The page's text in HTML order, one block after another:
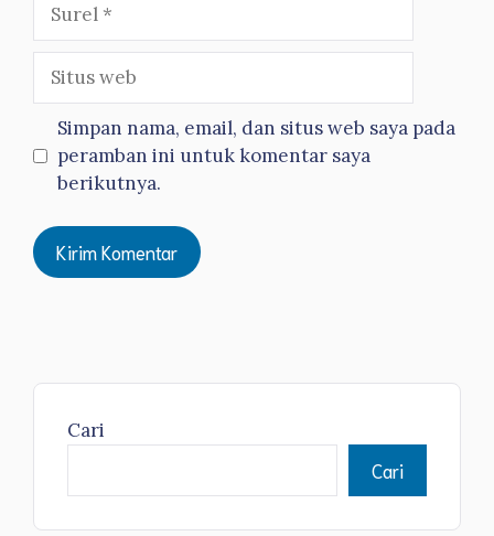
Situs
web
Simpan nama, email, dan situs web saya pada
peramban ini untuk komentar saya
berikutnya.
Cari
Cari